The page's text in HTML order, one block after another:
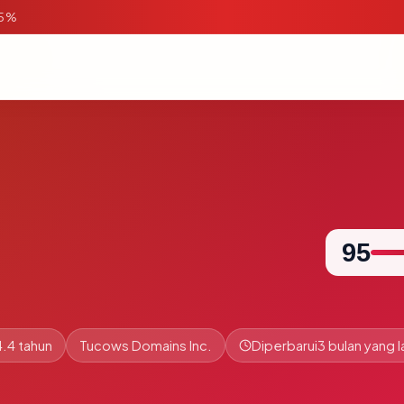
95
tahun Tucows Domains Inc. Diperbarui3 bulan yang